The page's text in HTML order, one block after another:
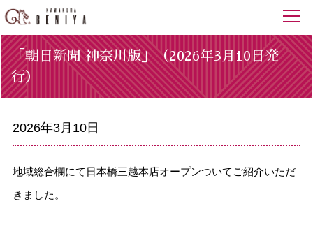
「朝日新聞 神奈川版」（2026年3月10日発
行）
2026年3月10日
地域総合欄にて日本橋三越本店オープンついてご紹介いただ
きました。